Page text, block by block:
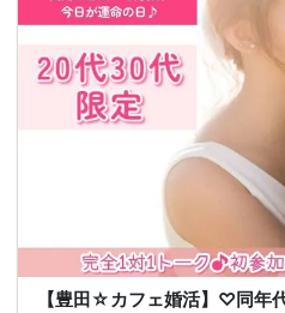
【豊田☆カフェ婚活】♡同年